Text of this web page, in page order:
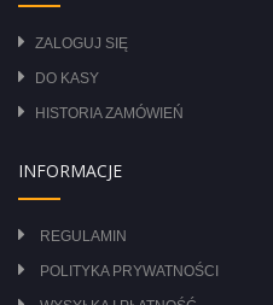
ZALOGUJ SIĘ
DO KASY
HISTORIA ZAMÓWIEŃ
INFORMACJE
REGULAMIN
POLITYKA PRYWATNOŚCI